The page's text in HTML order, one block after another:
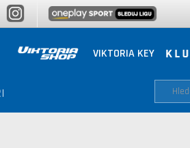
VIKTORIA KEY